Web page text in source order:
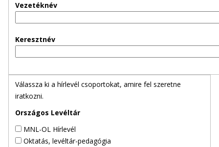
Vezetéknév
Keresztnév
Válassza ki a hírlevél csoportokat, amire fel szeretne
iratkozni.
Országos Levéltár
MNL-OL Hírlevél
Oktatás, levéltár-pedagógia